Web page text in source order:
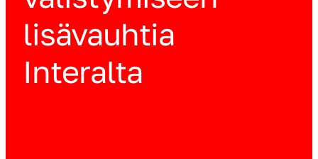
lisävauhtia
Interalta